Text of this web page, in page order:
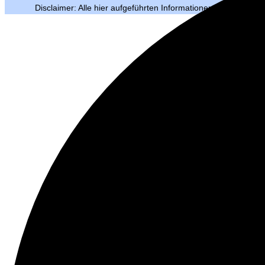
Disclaimer: Alle hier aufgeführten Informationen und